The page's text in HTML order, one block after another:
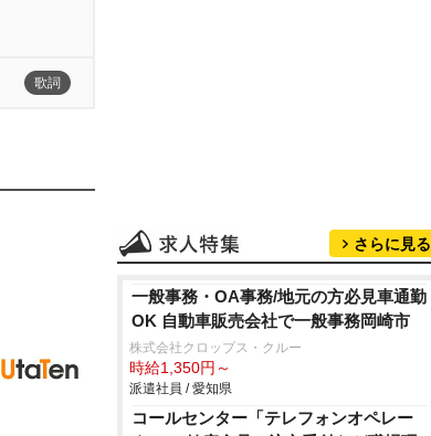
歌詞
さらに見る
一般事務・OA事務/地元の方必見車通勤
OK 自動車販売会社で一般事務岡崎市
株式会社クロップス・クルー
時給1,350円～
派遣社員 / 愛知県
コールセンター「テレフォンオペレー